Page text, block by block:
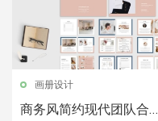
画册设计
商务风简约现代团队合作